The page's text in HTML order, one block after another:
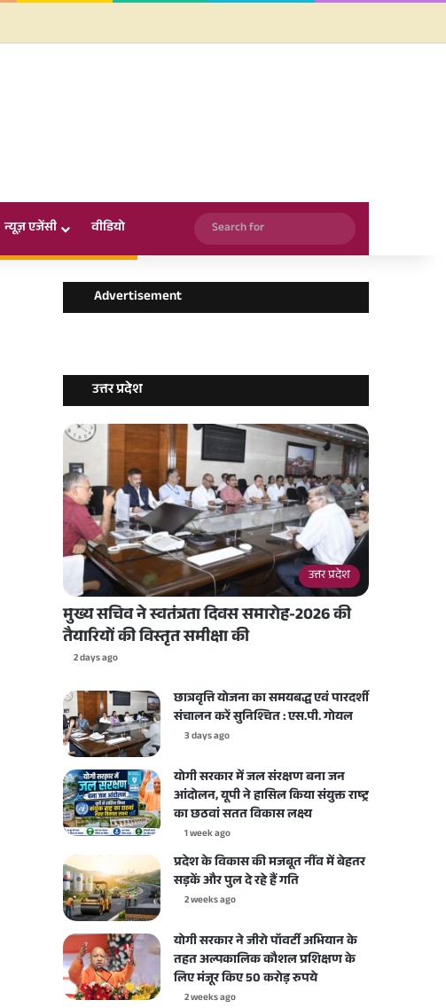
न्यूज़ एजेंसी वीडियो
Search
for
Advertisement
उत्तर प्रदेश
उत्तर प्रदेश
मुख्य सचिव ने स्वतंत्रता दिवस समारोह-2026 की
तैयारियों की विस्तृत समीक्षा की
2 days ago
छात्रवृत्ति योजना का समयबद्ध एवं पारदर्शी
संचालन करें सुनिश्चित : एस.पी. गोयल
3 days ago
योगी सरकार में जल संरक्षण बना जन
आंदोलन, यूपी ने हासिल किया संयुक्त राष्ट्र
का छठवां सतत विकास लक्ष्य
1 week ago
प्रदेश के विकास की मजबूत नींव में बेहतर
सड़कें और पुल दे रहे हैं गति
2 weeks ago
योगी सरकार ने जीरो पॉवर्टी अभियान के
तहत अल्पकालिक कौशल प्रशिक्षण के
लिए मंजूर किए 50 करोड़ रुपये
2 weeks ago